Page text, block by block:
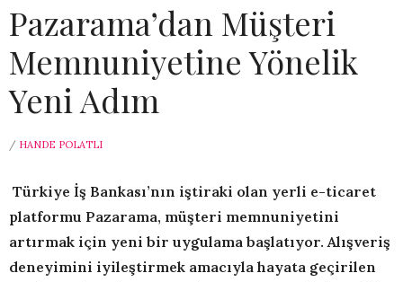
Pazarama’dan Müşteri
Memnuniyetine Yönelik
Yeni Adım
/ HANDE POLATLI
Türkiye İş Bankası’nın iştiraki olan yerli e-ticaret
platformu Pazarama, müşteri memnuniyetini
artırmak için yeni bir uygulama başlatıyor. Alışveriş
deneyimini iyileştirmek amacıyla hayata geçirilen